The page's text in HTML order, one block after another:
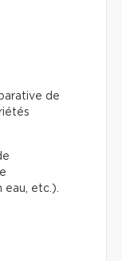
de
eau, etc.).